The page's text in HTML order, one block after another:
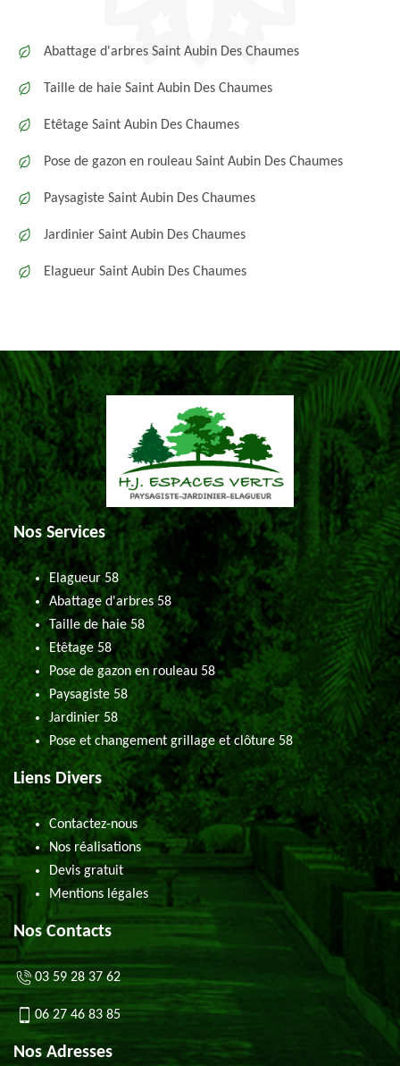
Abattage d'arbres Saint Aubin Des Chaumes
Taille de haie Saint Aubin Des Chaumes
Etêtage Saint Aubin Des Chaumes
Pose de gazon en rouleau Saint Aubin Des Chaumes
Paysagiste Saint Aubin Des Chaumes
Jardinier Saint Aubin Des Chaumes
Elagueur Saint Aubin Des Chaumes
Nos Services
Elagueur 58
Abattage d'arbres 58
Taille de haie 58
Etêtage 58
Pose de gazon en rouleau 58
Paysagiste 58
Jardinier 58
Pose et changement grillage et clôture 58
Liens Divers
Contactez-nous
Nos réalisations
Devis gratuit
Mentions légales
Nos Contacts
03 59 28 37 62
06 27 46 83 85
Nos Adresses